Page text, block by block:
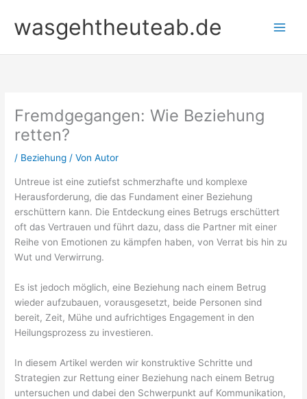
Inhalt
springen
wasgehtheuteab.de
Fremdgegangen: Wie Beziehung
retten?
/ Beziehung / VonAutor
Untreue ist eine zutiefst schmerzhafte und komplexe
Herausforderung, die das Fundament einer Beziehung
erschüttern kann. Die Entdeckung eines Betrugs erschüttert
oft das Vertrauen und führt dazu, dass die Partner mit einer
Reihe von Emotionen zu kämpfen haben, von Verrat bis hin zu
Wut und Verwirrung.
Es ist jedoch möglich, eine Beziehung nach einem Betrug
wieder aufzubauen, vorausgesetzt, beide Personen sind
bereit, Zeit, Mühe und aufrichtiges Engagement in den
Heilungsprozess zu investieren.
In diesem Artikel werden wir konstruktive Schritte und
Strategien zur Rettung einer Beziehung nach einem Betrug
untersuchen und dabei den Schwerpunkt auf Kommunikation,